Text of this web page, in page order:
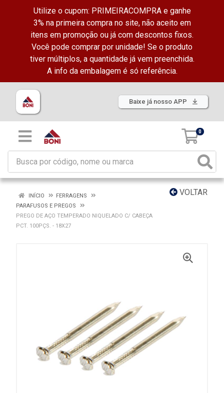
Utilize o cupom: PRIMEIRACOMPRA e ganhe
3% na primeira compra no site, não aceito em
itens em promoção ou já com descontos fixos.
Você pode comprar por unidade! Se o produto
tiver múltiplos, a quantidade já vem preenchida.
A info da embalagem é só referência.
Baixe já nosso APP
0
VOLTAR
INÍCIO
FERRAGENS
PARAFUSOS E PREGOS
PREGO DE AÇO TEMPERADO NIQUELADO C/ CABEÇA
PCT. 100PÇS. - 18X27